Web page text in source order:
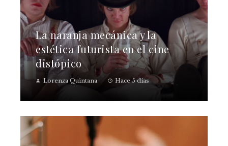
La naranja mecánica y la
estética futurista en el cine
distópico
Lorenza Quintana Hace 5 días